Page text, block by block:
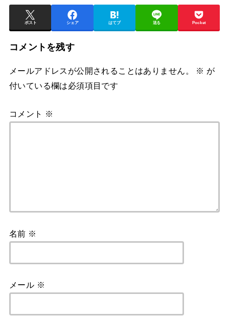
ポスト シェア はてブ 送る Pocket
コメントを残す
メールアドレスが公開されることはありません。 ※ が
付いている欄は必須項目です
コメント ※
名前 ※
メール ※